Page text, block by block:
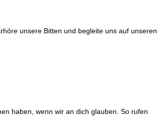
unsere Bitten und begleite uns auf unseren
haben, wenn wir an dich glauben. So rufen